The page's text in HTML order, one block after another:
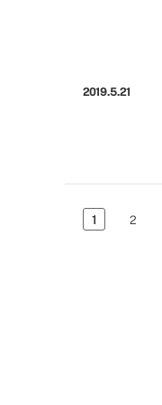
2019.5.21
1 2